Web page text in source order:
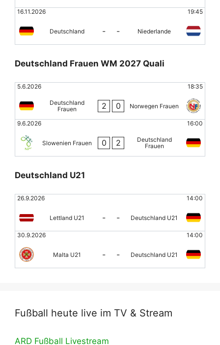
16.11.2026 19:45
Deutschland - - Niederlande
Deutschland Frauen WM 2027 Quali
5.6.2026 18:35
Deutschland
Frauen
2 0 Norwegen Frauen
9.6.2026 16:00
Slowenien Frauen 0 2
Deutschland
Frauen
Deutschland U21
26.9.2026 14:00
Lettland U21 - - Deutschland U21
30.9.2026 14:00
Malta U21 - - Deutschland U21
Fußball heute live im TV & Stream
ARD Fußball Livestream